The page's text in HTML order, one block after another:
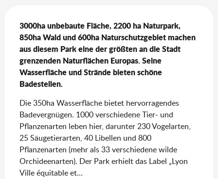
3000ha unbebaute Fläche, 2200 ha Naturpark,
850ha Wald und 600ha Naturschutzgebiet machen
aus diesem Park eine der größten an die Stadt
grenzenden Naturflächen Europas. Seine
Wasserfläche und Strände bieten schöne
Badestellen.
Die 350ha Wasserfläche bietet hervorragendes
Badevergnügen. 1000 verschiedene Tier- und
Pflanzenarten leben hier, darunter 230 Vogelarten,
25 Säugetierarten, 40 Libellen und 800
Pflanzenarten (mehr als 33 verschiedene wilde
Orchideenarten). Der Park erhielt das Label „Lyon
Ville équitable et...